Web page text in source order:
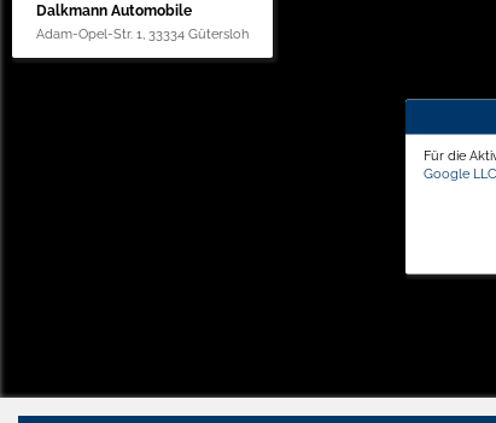
Dalkmann Automobile
Adam-Opel-Str. 1, 33334 Gütersloh
Für die
Google LLC